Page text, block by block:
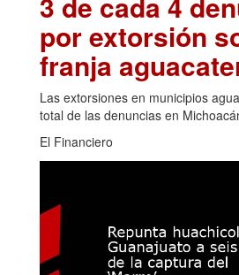
por extorsión
franja
Las extorsiones en municipios
total de las denuncias en
El Financiero